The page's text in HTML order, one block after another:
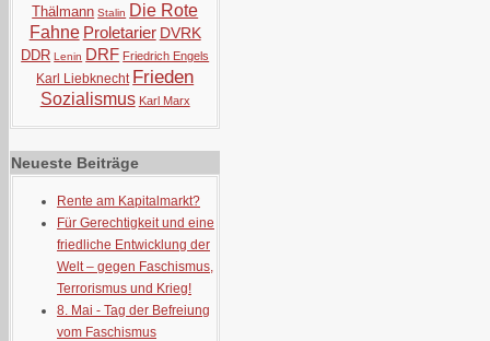
Thälmann Stalin Die Rote
Fahne Proletarier DVRK
DDR Lenin DRF Friedrich Engels
Karl Liebknecht Frieden
Sozialismus Karl Marx
Neueste Beiträge
Rente am Kapitalmarkt?
Für Gerechtigkeit und eine
friedliche Entwicklung der
Welt – gegen Faschismus,
Terrorismus und Krieg!
8. Mai - Tag der Befreiung
vom Faschismus